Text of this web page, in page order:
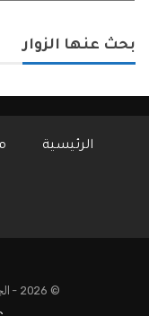
بحث عنها الزوار
الرئيسية
© 2026 - الجمهورية نيوز. All Rights Reserved.